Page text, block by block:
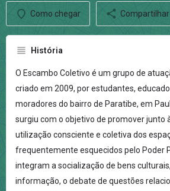
Como chegar Compartilhar
História
O Escambo Coletivo é um grupo de
criado em 2009, por estudantes,
moradores do bairro de Paratibe, em
surgiu com o objetivo de promover junto
utilização consciente e coletiva dos
frequentemente esquecidos pelo Poder
integram a socialização de bens
informação, o debate de questões